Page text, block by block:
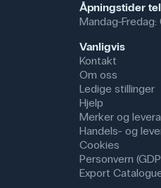
Åpningstider
Mandag-Fredag:
Vanligvis
Kontakt
Om oss
Ledige stillinger
Hjelp
Merker og
Handels- og
Cookies
Personvern
Export